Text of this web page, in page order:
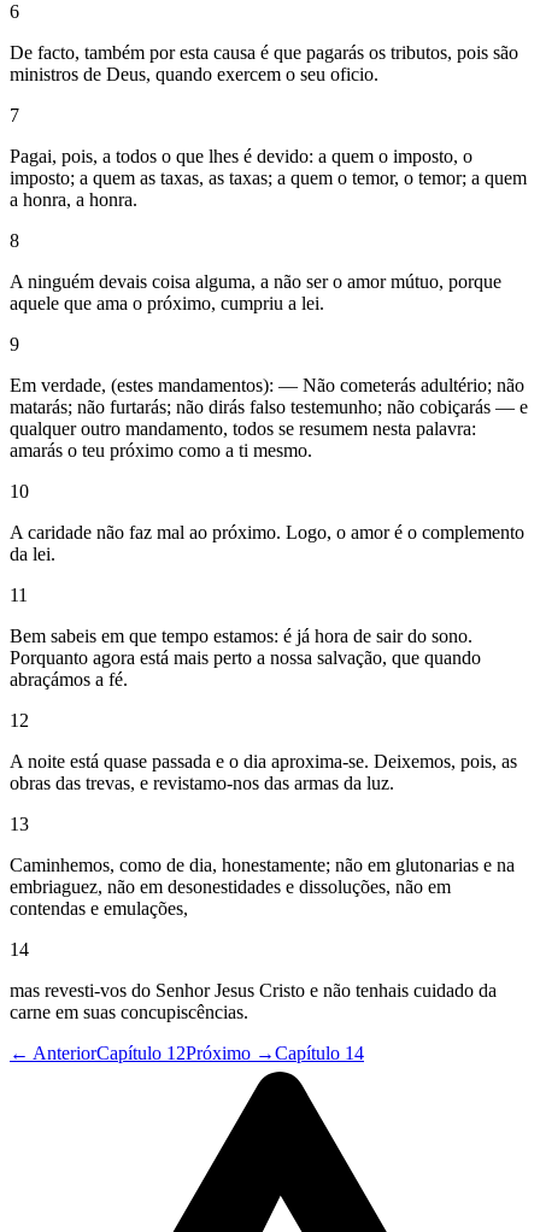
6
De facto, também por esta causa é que pagarás os tributos, pois são
ministros de Deus, quando exercem o seu oficio.
7
Pagai, pois, a todos o que lhes é devido: a quem o imposto, o
imposto; a quem as taxas, as taxas; a quem o temor, o temor; a quem
a honra, a honra.
8
A ninguém devais coisa alguma, a não ser o amor mútuo, porque
aquele que ama o próximo, cumpriu a lei.
9
Em verdade, (estes mandamentos): — Não cometerás adultério; não
matarás; não furtarás; não dirás falso testemunho; não cobiçarás — e
qualquer outro mandamento, todos se resumem nesta palavra:
amarás o teu próximo como a ti mesmo.
10
A caridade não faz mal ao próximo. Logo, o amor é o complemento
da lei.
11
Bem sabeis em que tempo estamos: é já hora de sair do sono.
Porquanto agora está mais perto a nossa salvação, que quando
abraçámos a fé.
12
A noite está quase passada e o dia aproxima-se. Deixemos, pois, as
obras das trevas, e revistamo-nos das armas da luz.
13
Caminhemos, como de dia, honestamente; não em glutonarias e na
embriaguez, não em desonestidades e dissoluções, não em
contendas e emulações,
14
mas revesti-vos do Senhor Jesus Cristo e não tenhais cuidado da
carne em suas concupiscências.
← AnteriorCapítulo 12Próximo →Capítulo 14